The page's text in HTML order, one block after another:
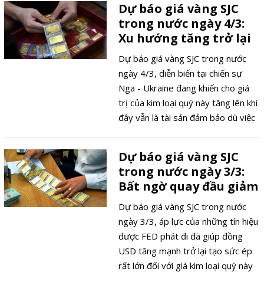
Dự báo giá vàng SJC
trong nước ngày 4/3:
Xu hướng tăng trở lại
Dự báo giá vàng SJC trong nước
ngày 4/3, diễn biến tại chiến sự
Nga - Ukraine đang khiến cho giá
trị của kim loại quý này tăng lên khi
đây vẫn là tài sản đảm bảo dù việc
Dự báo giá vàng SJC
trong nước ngày 3/3:
Bất ngờ quay đầu giảm
Dự báo giá vàng SJC trong nước
ngày 3/3, áp lực của những tín hiệu
được FED phát đi đã giúp đồng
USD tăng mạnh trở lại tạo sức ép
rất lớn đối với giá kim loại quý này